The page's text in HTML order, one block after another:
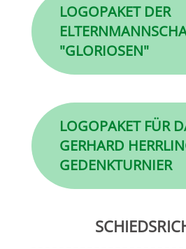
LOGOPAKET DER
"GLORIOSEN"
LOGOPAKET FÜR
GERHARD
GEDENKTURNIER